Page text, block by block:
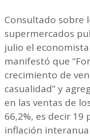
Consultado sobre
supermercados
julio el
manifestó que
crecimiento de
casualidad” y
en las ventas de
66,2%, es decir
inflación